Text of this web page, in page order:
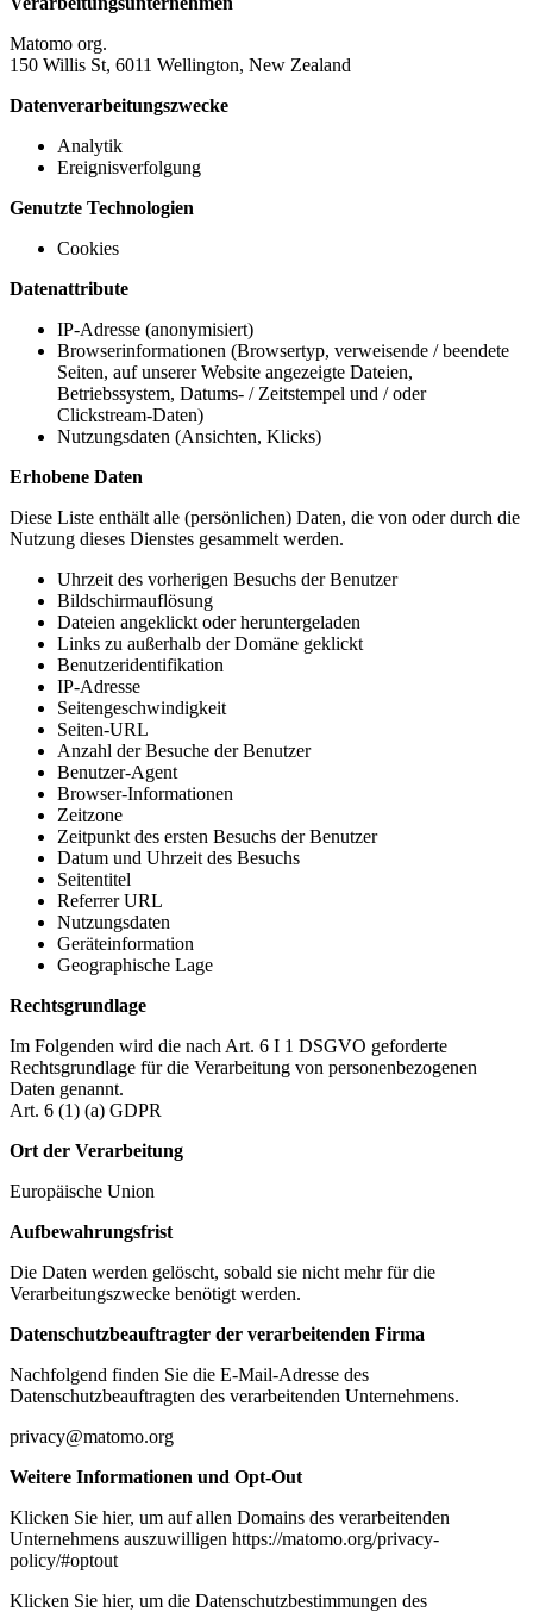
Matomo org.
150 Willis St, 6011 Wellington, New Zealand
Datenverarbeitungszwecke
Analytik
Ereignisverfolgung
Genutzte Technologien
Cookies
Datenattribute
IP-Adresse (anonymisiert)
Browserinformationen (Browsertyp, verweisende / beendete
Seiten, auf unserer Website angezeigte Dateien,
Betriebssystem, Datums- / Zeitstempel und / oder
Clickstream-Daten)
Nutzungsdaten (Ansichten, Klicks)
Erhobene Daten
Diese Liste enthält alle (persönlichen) Daten, die von oder durch die
Nutzung dieses Dienstes gesammelt werden.
Uhrzeit des vorherigen Besuchs der Benutzer
Bildschirmauflösung
Dateien angeklickt oder heruntergeladen
Links zu außerhalb der Domäne geklickt
Benutzeridentifikation
IP-Adresse
Seitengeschwindigkeit
Seiten-URL
Anzahl der Besuche der Benutzer
Benutzer-Agent
Browser-Informationen
Zeitzone
Zeitpunkt des ersten Besuchs der Benutzer
Datum und Uhrzeit des Besuchs
Seitentitel
Referrer URL
Nutzungsdaten
Geräteinformation
Geographische Lage
Rechtsgrundlage
Im Folgenden wird die nach Art. 6 I 1 DSGVO geforderte
Rechtsgrundlage für die Verarbeitung von personenbezogenen
Daten genannt.
Art. 6 (1) (a) GDPR
Ort der Verarbeitung
Europäische Union
Aufbewahrungsfrist
Die Daten werden gelöscht, sobald sie nicht mehr für die
Verarbeitungszwecke benötigt werden.
Datenschutzbeauftragter der verarbeitenden Firma
Nachfolgend finden Sie die E-Mail-Adresse des
Datenschutzbeauftragten des verarbeitenden Unternehmens.
privacy@matomo.org
Weitere Informationen und Opt-Out
Klicken Sie hier, um auf allen Domains des verarbeitenden
Unternehmens auszuwilligen https://matomo.org/privacy-
policy/#optout
Klicken Sie hier, um die Datenschutzbestimmungen des